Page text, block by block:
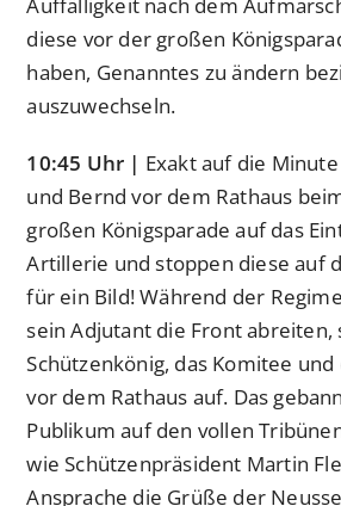
diese vor der großen
haben, Genanntes zu ändern
auszuwechseln.
10:45 Uhr | Exakt auf die
und Bernd vor dem Rathaus
großen Königsparade auf das
Artillerie und stoppen diese auf
für ein Bild! Während der
sein Adjutant die Front abreiten,
Schützenkönig, das Komitee und
vor dem Rathaus auf. Das
Publikum auf den vollen
wie Schützenpräsident Martin
Ansprache die Grüße der